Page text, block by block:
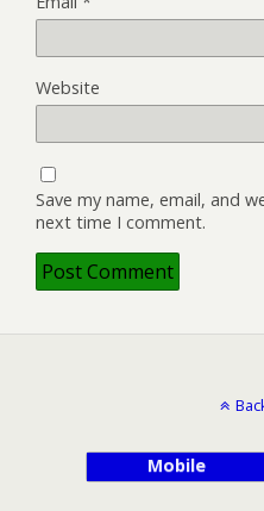
Website
Save my name, email, and
next time I comment.
Mobile